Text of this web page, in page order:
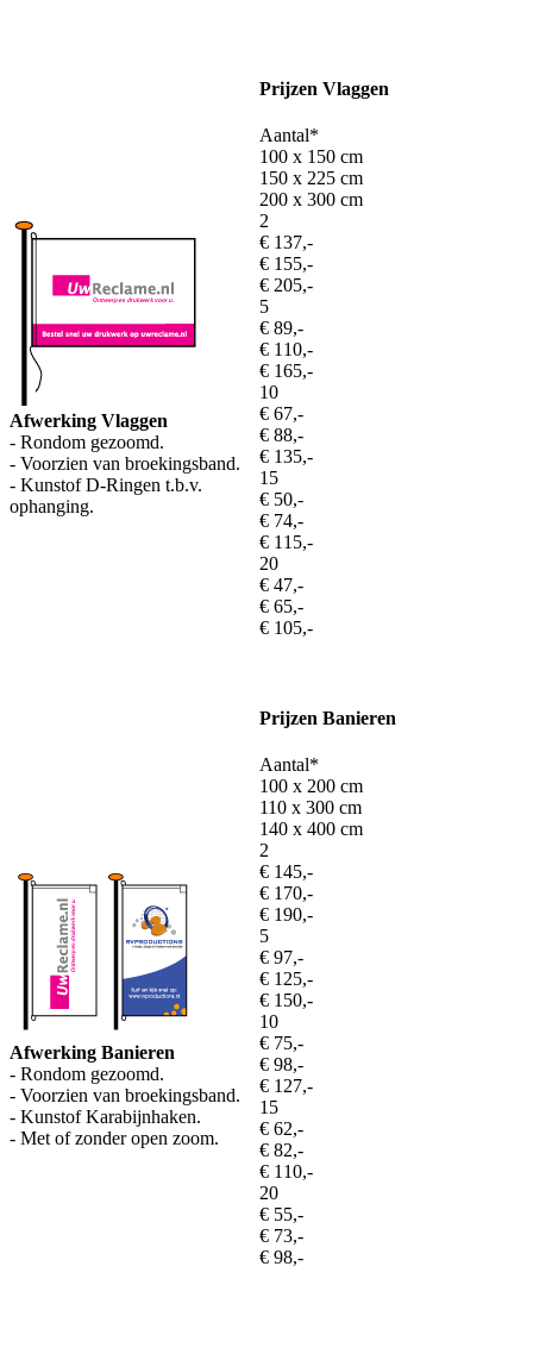
Afwerking Vlaggen
- Rondom gezoomd.
- Voorzien van broekingsband.
- Kunstof D-Ringen t.b.v.
ophanging.
Prijzen Vlaggen
Aantal*
100 x 150 cm
150 x 225 cm
200 x 300 cm
2
€ 137,-
€ 155,-
€ 205,-
5
€ 89,-
€ 110,-
€ 165,-
10
€ 67,-
€ 88,-
€ 135,-
15
€ 50,-
€ 74,-
€ 115,-
20
€ 47,-
€ 65,-
€ 105,-
Afwerking Banieren
- Rondom gezoomd.
- Voorzien van broekingsband.
- Kunstof Karabijnhaken.
- Met of zonder open zoom.
Prijzen Banieren
Aantal*
100 x 200 cm
110 x 300 cm
140 x 400 cm
2
€ 145,-
€ 170,-
€ 190,-
5
€ 97,-
€ 125,-
€ 150,-
10
€ 75,-
€ 98,-
€ 127,-
15
€ 62,-
€ 82,-
€ 110,-
20
€ 55,-
€ 73,-
€ 98,-